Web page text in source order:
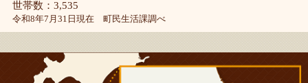
世帯数：3,535
令和8年7月31日現在 町民生活課調べ